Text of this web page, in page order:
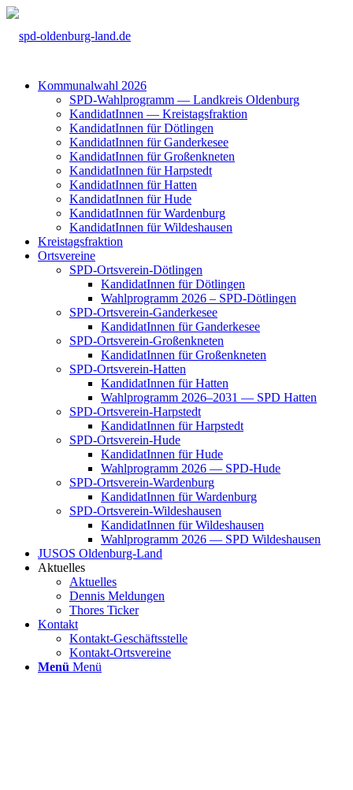
Kom­mu­nal­wahl 2026
SPD-Wahl­pro­gramm — Land­kreis Olden­burg
Kan­di­da­tIn­nen — Kreis­tags­frak­ti­on
Kan­di­da­tIn­nen für Döt­lin­gen
Kan­di­da­tIn­nen für Gan­der­ke­see
Kan­di­da­tIn­nen für Groß­enkne­ten
Kan­di­da­tIn­nen für Harp­s­tedt
Kan­di­da­tIn­nen für Hat­ten
Kan­di­da­tIn­nen für Hude
Kan­di­da­tIn­nen für War­den­burg
Kan­di­da­tIn­nen für Wil­des­hau­sen
Kreis­tags­frak­ti­on
Orts­ver­ei­ne
SPD-Orts­­ver­­ein-Döt­­lin­­gen
Kan­di­da­tIn­nen für Döt­lin­gen
Wahl­pro­gramm 2026 – SPD-Döt­lin­gen
SPD-Orts­­ver­­ein-Gan­­der­ke­­see
Kan­di­da­tIn­nen für Gan­der­ke­see
SPD-Orts­­ver­­ein-Gro­ß­en­k­ne­­ten
Kan­di­da­tIn­nen für Groß­enkne­ten
SPD-Orts­­ver­­ein-Hat­­ten
Kan­di­da­tIn­nen für Hat­ten
Wahl­pro­gramm 2026–2031 — SPD Hat­ten
SPD-Orts­­ver­­ein-Har­p­s­tedt
Kan­di­da­tIn­nen für Harp­s­tedt
SPD-Orts­­ver­­ein-Hude
Kan­di­da­tIn­nen für Hude
Wahl­pro­gramm 2026 — SPD-Hude
SPD-Orts­­ver­­ein-War­­den­­burg
Kan­di­da­tIn­nen für War­den­burg
SPD-Orts­­ver­­ein-Wil­­des­hau­­sen
Kan­di­da­tIn­nen für Wil­des­hau­sen
Wahl­pro­gramm 2026 — SPD Wil­des­hau­sen
JUSOS Olden­­burg-Land
Aktu­el­les
Aktu­el­les
Den­nis Mel­dun­gen
Tho­res Ticker
Kon­takt
Kon­­­takt-Geschäfts­­s­tel­­le
Kon­­­takt-Orts­­ver­­ei­­ne
Menü Menü